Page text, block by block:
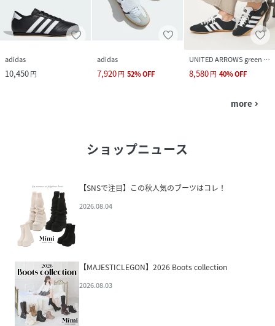
adidas
10,450円
adidas
7,920円 52%OFF
UNITED ARROWS green label relaxing
8,580円 40%OFF
more navigate_next
ショップニュース
【SNSで注目】この秋人気のブーツはコレ！
2026.08.04
【MAJESTICLEGON】2026 Boots collection
2026.08.03